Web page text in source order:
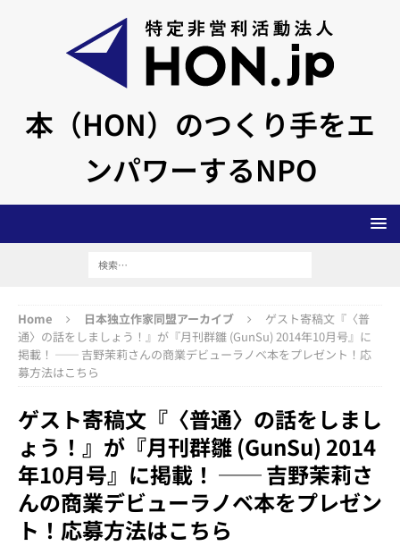
本（HON）のつくり手をエ
ンパワーするNPO
Home 日本独立作家同盟アーカイブ
ゲスト寄稿文『〈普
通〉の話をしましょう！』が『月刊群雛 (GunSu) 2014年10月号』に
掲載！ ── 吉野茉莉さんの商業デビューラノベ本をプレゼント！応
募方法はこちら
ゲスト寄稿文『〈普通〉の話をしまし
ょう！』が『月刊群雛 (GunSu) 2014
年10月号』に掲載！ ── 吉野茉莉さ
んの商業デビューラノベ本をプレゼン
ト！応募方法はこちら